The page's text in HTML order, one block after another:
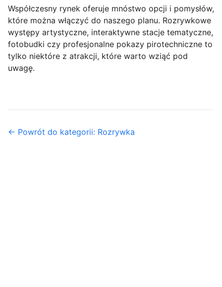
Współczesny rynek oferuje mnóstwo opcji i pomysłów,
które można włączyć do naszego planu. Rozrywkowe
występy artystyczne, interaktywne stacje tematyczne,
fotobudki czy profesjonalne pokazy pirotechniczne to
tylko niektóre z atrakcji, które warto wziąć pod
uwagę.
← Powrót do kategorii: Rozrywka